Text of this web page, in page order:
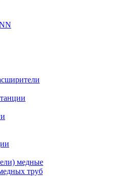
медные
труб